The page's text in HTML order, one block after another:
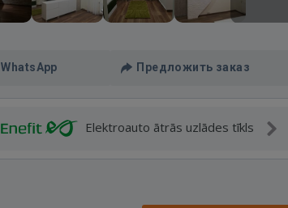
WhatsApp Предложить заказ
Elektroauto ātrās uzlādes tīkls